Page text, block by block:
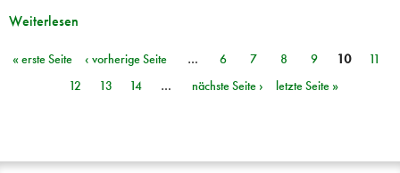
Weiterlesen
Seiten
« erste Seite ‹ vorherige Seite … 6 7 8 9 10
11
12
13 14 … nächste Seite › letzte Seite »